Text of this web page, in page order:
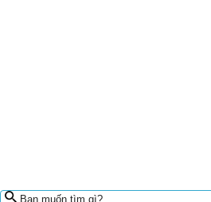
Bạn muốn tìm gì?